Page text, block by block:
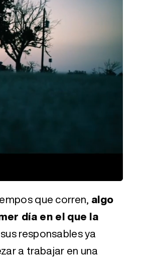
que corren, algo
día en el que la
responsables ya
a trabajar en una